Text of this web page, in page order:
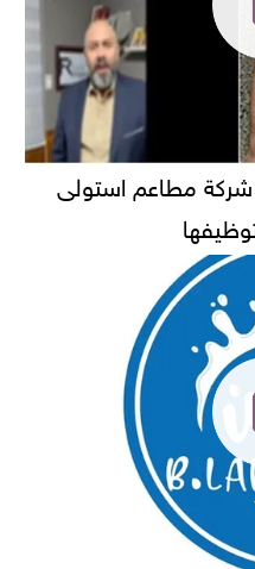
مطاعم استولى